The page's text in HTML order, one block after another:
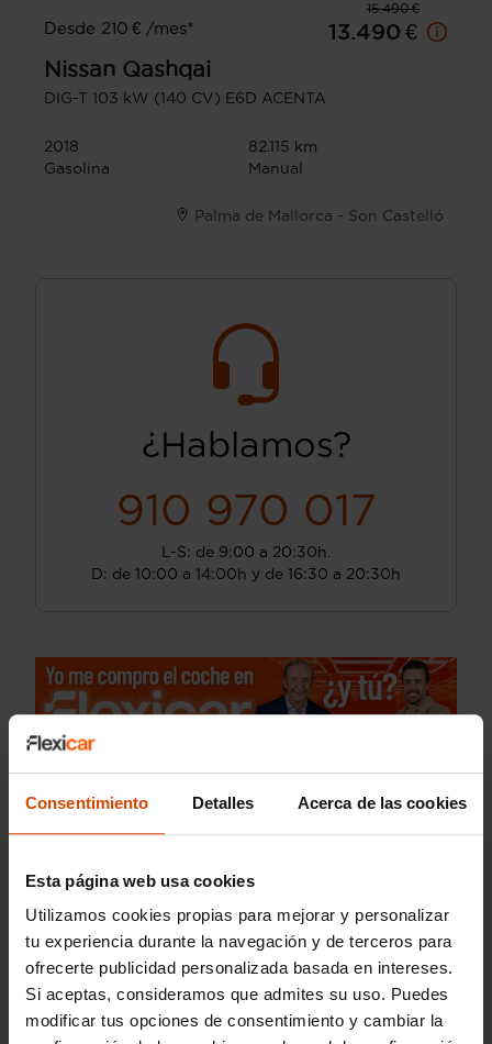
Consentimiento Detalles Acerca de las cookies
Esta página web usa cookies
Utilizamos cookies propias para mejorar y personalizar
tu experiencia durante la navegación y de terceros para
ofrecerte publicidad personalizada basada en intereses.
Si aceptas, consideramos que admites su uso. Puedes
modificar tus opciones de consentimiento y cambiar la
15.490 €
Desde 210 € /mes*
13.490 €
Nissan Qashqai
DIG-T 103 kW (140 CV) E6D ACENTA
2018
82.115 km
Gasolina
Manual
Palma de Mallorca - Son Castelló
¿Hablamos?
910 970 017
L-S: de 9:00 a 20:30h.
D: de 10:00 a 14:00h y de 16:30 a 20:30h